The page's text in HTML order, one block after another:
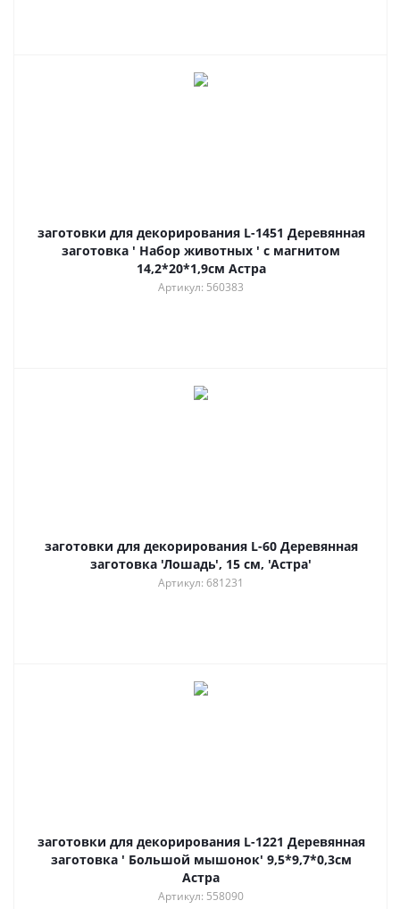
заготовки для декорирования L-1451 Деревянная
заготовка ' Набор животных ' с магнитом
14,2*20*1,9см Астра
Артикул: 560383
заготовки для декорирования L-60 Деревянная
заготовка 'Лошадь', 15 см, 'Астра'
Артикул: 681231
заготовки для декорирования L-1221 Деревянная
заготовка ' Большой мышонок' 9,5*9,7*0,3см
Астра
Артикул: 558090